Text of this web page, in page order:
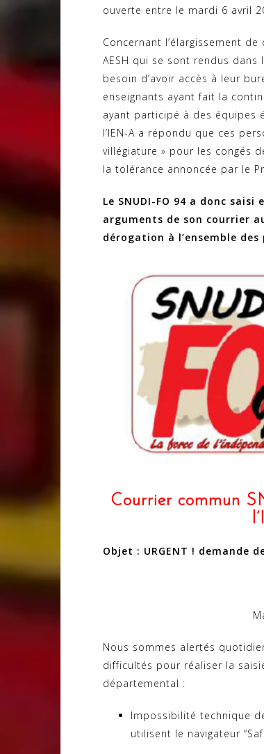
ouverte entre le mardi 6 avril
Concernant l’élargissement
AESH qui se sont rendus
besoin d’avoir accès à leur
enseignants ayant fait la
ayant participé à des équipes
l’IEN-A a répondu que ces
villégiature » pour les congés
la tolérance annoncée par le
Le SNUDI-FO 94 a donc
arguments de son courrier
dérogation à l’ensemble des
Courrier commun
Objet : URGENT ! demande
Nous sommes alertés
difficultés pour réaliser la
départemental :
Impossibilité technique
utilisent le navigateur